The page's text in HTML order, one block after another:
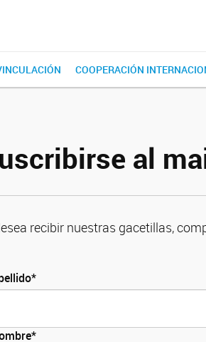
COOPERACIÓN
al
recibir nuestras gacetillas,